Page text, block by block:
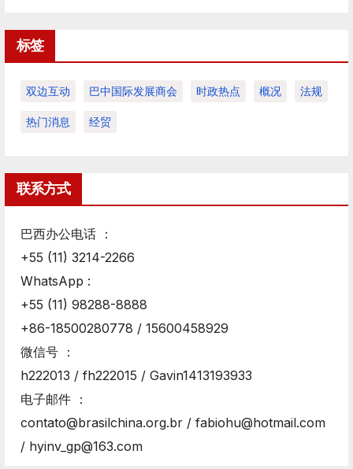
标签
双边互动 巴中国际发展商会 时政热点 概况 法规
热门消息 经贸
联系方式
巴西办公电话 ：
+55 (11) 3214-2266
WhatsApp :
+55 (11) 98288-8888
+86-18500280778 / 15600458929
微信号 ：
h222013 / fh222015 / Gavin1413193933
电子邮件 ：
contato@brasilchina.org.br / fabiohu@hotmail.com
/ hyinv_gp@163.com